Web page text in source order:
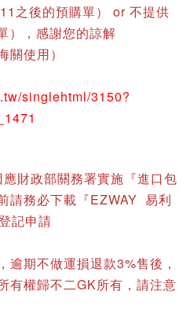
之後的預購單） or 不提供
），感謝您的諒解
使用）
singlehtml/3150?
財政部關務署實施『進口包
請務必下載『EZWAY 易利
記申請
期不做運損退款3%售後，
有權歸不二GK所有，請注意